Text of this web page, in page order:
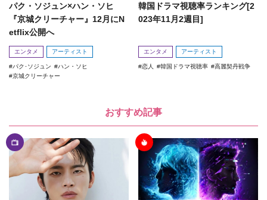
パク・ソジュン×ハン・ソヒ
『京城クリーチャー』12月にN
etflix公開へ
エンタメ アーティスト
パク･ソジュン
ハン・ソヒ
京城クリーチャー
韓国ドラマ視聴率ランキング[2
023年11月2週目]
エンタメ アーティスト
恋人 韓国ドラマ視聴率 高麗契丹戦争
おすすめ記事